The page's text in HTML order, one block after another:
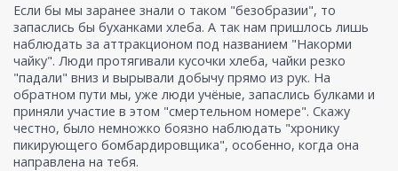
Если бы мы заранее знали о таком "безобразии", то
запаслись бы буханками хлеба. А так нам пришлось лишь
наблюдать за аттракционом под названием "Накорми
чайку". Люди протягивали кусочки хлеба, чайки резко
"падали" вниз и вырывали добычу прямо из рук. На
обратном пути мы, уже люди учёные, запаслись булками и
приняли участие в этом "смертельном номере". Скажу
честно, было немножко боязно наблюдать "хронику
пикирующего бомбардировщика", особенно, когда она
направлена на тебя.